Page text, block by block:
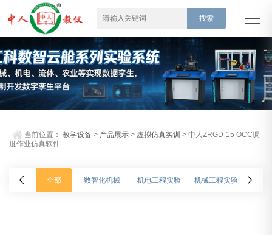
当前位置：教学设备 > 产品展示 > 虚拟仿真实训 > 中人ZRGD-15 OCC调
度作业仿真软件
全部 数智化机械 机电工程实验 机械工程实验 车辆